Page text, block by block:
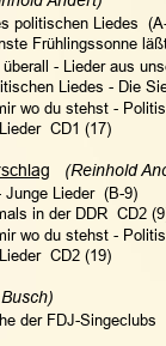
politischen Liedes
Frühlingssonne
- Lieder aus
Liedes - Die
wo du stehst -
CD1 (17)
(Reinhold
Lieder  (B-9)
in der DDR  CD2
wo du stehst -
CD2 (19)
der FDJ-Singeclubs